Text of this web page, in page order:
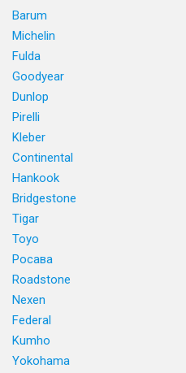
Barum
Michelin
Fulda
Goodyear
Dunlop
Pirelli
Kleber
Continental
Hankook
Bridgestone
Tigar
Toyo
Росава
Roadstone
Nexen
Federal
Kumho
Yokohama